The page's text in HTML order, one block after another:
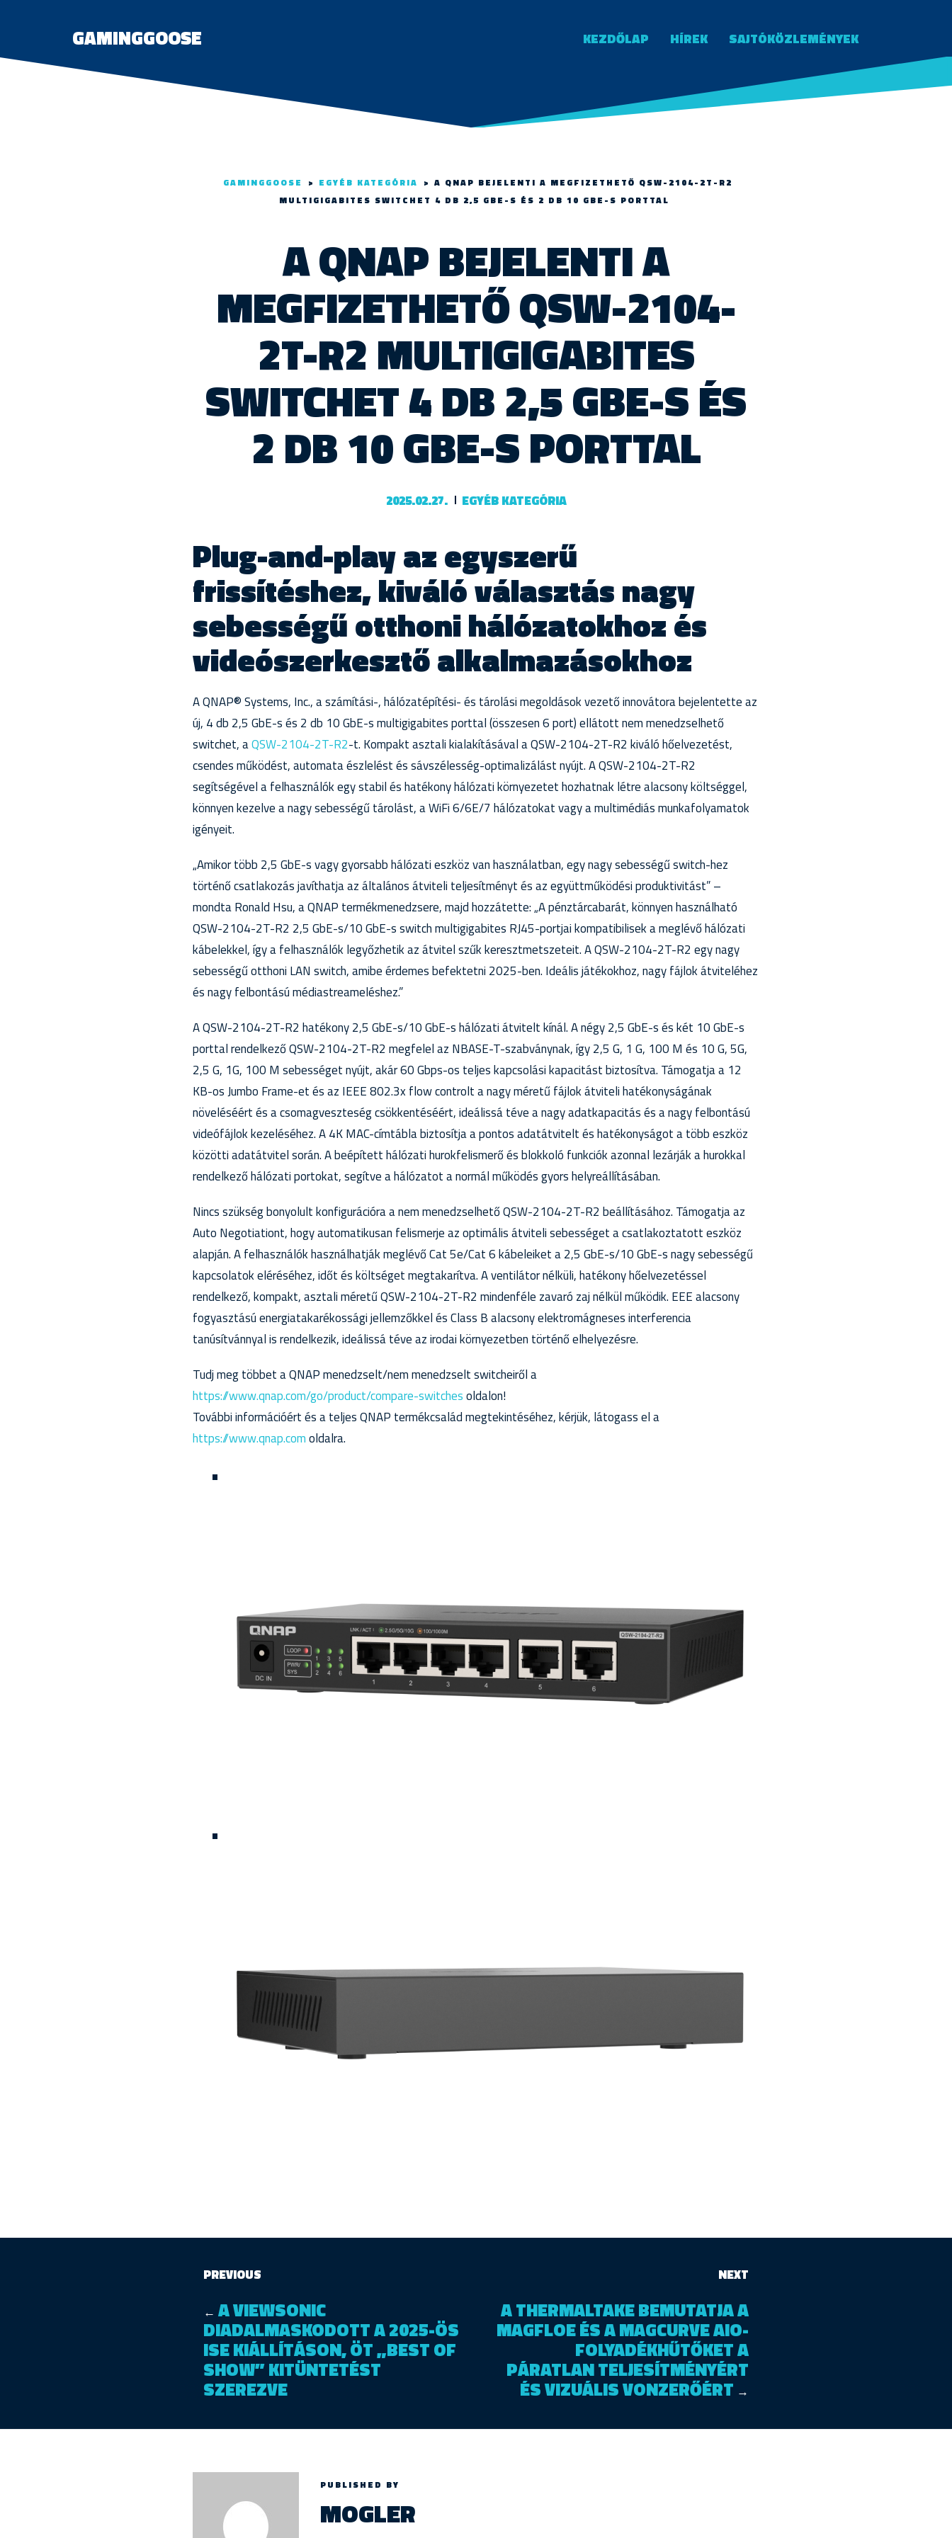
GAMINGGOOSE KEZDŐLAP HÍREK SAJTÓKÖZLEMÉNYEK
GAMINGGOOSE > EGYÉB KATEGÓRIA > A QNAP BEJELENTI A MEGFIZETHETŐ QSW-2104-2T-R2
MULTIGIGABITES SWITCHET 4 DB 2,5 GBE-S ÉS 2 DB 10 GBE-S PORTTAL
A QNAP BEJELENTI A
MEGFIZETHETŐ QSW-2104-
2T-R2 MULTIGIGABITES
SWITCHET 4 DB 2,5 GBE-S ÉS
2 DB 10 GBE-S PORTTAL
2025.02.27. EGYÉB KATEGÓRIA
Plug-and-play az egyszerű
frissítéshez, kiváló választás nagy
sebességű otthoni hálózatokhoz és
videószerkesztő alkalmazásokhoz
A QNAP® Systems, Inc., a számítási-, hálózatépítési- és tárolási megoldások vezető innovátora bejelentette az
új, 4 db 2,5 GbE-s és 2 db 10 GbE-s multigigabites porttal (összesen 6 port) ellátott nem menedzselhető
switchet, aQSW-2104-2T-R2-t. Kompakt asztali kialakításával a QSW-2104-2T-R2 kiváló hőelvezetést,
csendes működést, automata észlelést és sávszélesség-optimalizálást nyújt. A QSW-2104-2T-R2
segítségével a felhasználók egy stabil és hatékony hálózati környezetet hozhatnak létre alacsony költséggel,
könnyen kezelve a nagy sebességű tárolást, a WiFi 6/6E/7 hálózatokat vagy a multimédiás munkafolyamatok
igényeit.
„Amikor több 2,5 GbE-s vagy gyorsabb hálózati eszköz van használatban, egy nagy sebességű switch-hez
történő csatlakozás javíthatja az általános átviteli teljesítményt és az együttműködési produktivitást” –
mondta Ronald Hsu, a QNAP termékmenedzsere, majd hozzátette: „A pénztárcabarát, könnyen használható
QSW-2104-2T-R2 2,5 GbE-s/10 GbE-s switch multigigabites RJ45-portjai kompatibilisek a meglévő hálózati
kábelekkel, így a felhasználók legyőzhetik az átvitel szűk keresztmetszeteit. A QSW-2104-2T-R2 egy nagy
sebességű otthoni LAN switch, amibe érdemes befektetni 2025-ben. Ideális játékokhoz, nagy fájlok átviteléhez
és nagy felbontású médiastreameléshez.”
A QSW-2104-2T-R2 hatékony 2,5 GbE-s/10 GbE-s hálózati átvitelt kínál. A négy 2,5 GbE-s és két 10 GbE-s
porttal rendelkező QSW-2104-2T-R2 megfelel az NBASE-T-szabványnak, így 2,5 G, 1 G, 100 M és 10 G, 5G,
2,5 G, 1G, 100 M sebességet nyújt, akár 60 Gbps-os teljes kapcsolási kapacitást biztosítva. Támogatja a 12
KB-os Jumbo Frame-et és az IEEE 802.3x flow controlt a nagy méretű fájlok átviteli hatékonyságának
növeléséért és a csomagveszteség csökkentéséért, ideálissá téve a nagy adatkapacitás és a nagy felbontású
videófájlok kezeléséhez. A 4K MAC-címtábla biztosítja a pontos adatátvitelt és hatékonyságot a több eszköz
közötti adatátvitel során. A beépített hálózati hurokfelismerő és blokkoló funkciók azonnal lezárják a hurokkal
rendelkező hálózati portokat, segítve a hálózatot a normál működés gyors helyreállításában.
Nincs szükség bonyolult konfigurációra a nem menedzselhető QSW-2104-2T-R2 beállításához. Támogatja az
Auto Negotiationt, hogy automatikusan felismerje az optimális átviteli sebességet a csatlakoztatott eszköz
alapján. A felhasználók használhatják meglévő Cat 5e/Cat 6 kábeleiket a 2,5 GbE-s/10 GbE-s nagy sebességű
kapcsolatok eléréséhez, időt és költséget megtakarítva. A ventilátor nélküli, hatékony hőelvezetéssel
rendelkező, kompakt, asztali méretű QSW-2104-2T-R2 mindenféle zavaró zaj nélkül működik. EEE alacsony
fogyasztású energiatakarékossági jellemzőkkel és Class B alacsony elektromágneses interferencia
tanúsítvánnyal is rendelkezik, ideálissá téve az irodai környezetben történő elhelyezésre.
Tudj meg többet a QNAP menedzselt/nem menedzselt switcheiről a
https://www.qnap.com/go/product/compare-switchesoldalon!
További információért és a teljes QNAP termékcsalád megtekintéséhez, kérjük, látogass el a
https://www.qnap.comoldalra.
PREVIOUS
← A VIEWSONIC
DIADALMASKODOTT A 2025-ÖS
ISE KIÁLLÍTÁSON, ÖT „BEST OF
SHOW” KITÜNTETÉST
SZEREZVE
NEXT
A THERMALTAKE BEMUTATJA A
MAGFLOE ÉS A MAGCURVE AIO-
FOLYADÉKHŰTŐKET A
PÁRATLAN TELJESÍTMÉNYÉRT
ÉS VIZUÁLIS VONZERŐÉRT →
PUBLISHED BY
MOGLER